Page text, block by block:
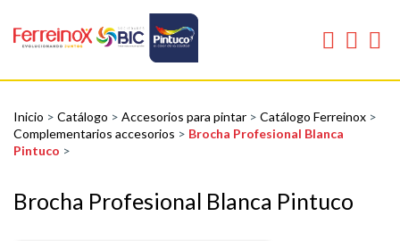
Inicio > Catálogo > Accesorios para pintar > Catálogo Ferreinox >
Complementarios accesorios > Brocha Profesional Blanca
Pintuco >
Brocha Profesional Blanca Pintuco